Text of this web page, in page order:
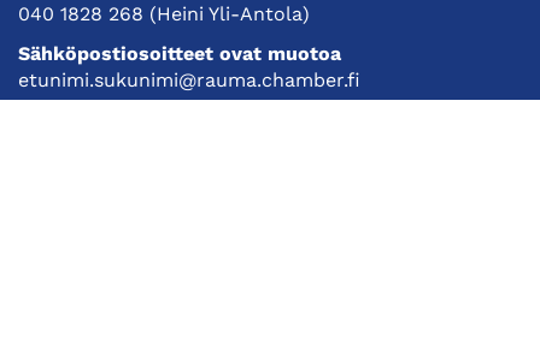
040 1828 268 (Heini Yli-Antola)
Sähköpostiosoitteet ovat muotoa
etunimi.sukunimi@rauma.chamber.fi